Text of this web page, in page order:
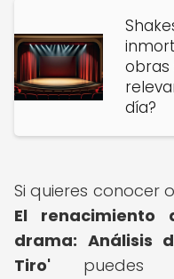
obras
día?
Si quieres conocer
El
drama: Análisis
Tiro' puedes